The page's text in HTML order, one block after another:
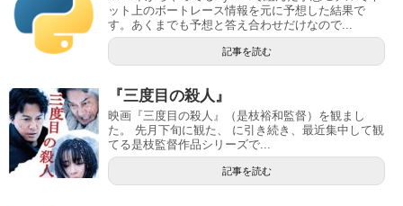
ット上のボートレース情報を元に予想した結果で
す。あくまでも予想と答え合わせだけなので...
記事を読む
『三度目の殺人』
映画『三度目の殺人』（是枝裕和監督）を観まし
た。 先月下旬に観た、 に引き続き、最近集中して観
てる是枝監督作品シリーズで...
記事を読む